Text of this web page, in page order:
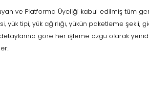
ve Platforma Üyeliği kabul edilmiş tüm
yük tipi, yük ağırlığı, yükün paketleme şekli,
göre her işleme özgü olarak